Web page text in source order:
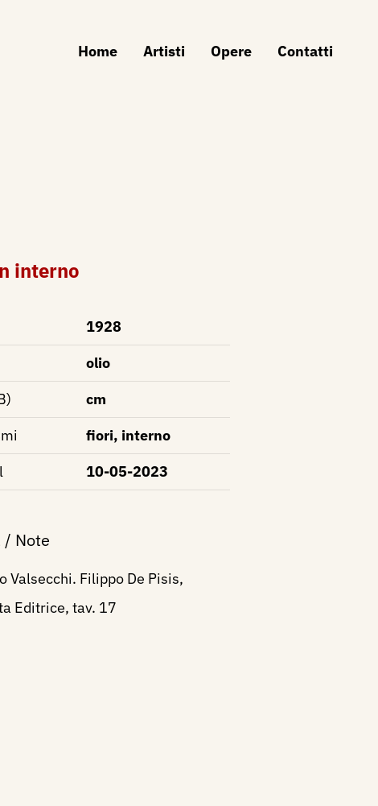
Home Artisti Opere Contatti
interno
1928
olio
cm
fiori, interno
10-05-2023
/ Note
Valsecchi. Filippo De Pisis,
Editrice, tav. 17